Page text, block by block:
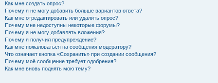
Как мне создать опрос?
Почему я не могу добавить больше вариантов ответа?
Как мне отредактировать или удалить опрос?
Почему мне недоступны некоторые форумы?
Почему я не могу добавлять вложения?
Почему я получил предупреждение?
Как мне пожаловаться на сообщения модератору?
Что означает кнопка «Сохранить» при создании сообщения?
Почему моё сообщение требует одобрения?
Как мне вновь поднять мою тему?